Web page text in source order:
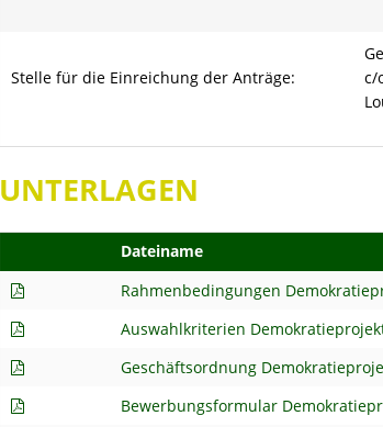
Stelle für die Einreichung der Anträge:
c/
UNTERLAGEN
Dateiname
Rahmenbedingungen
Auswahlkriterien
Geschäftsordnung
Bewerbungsformular